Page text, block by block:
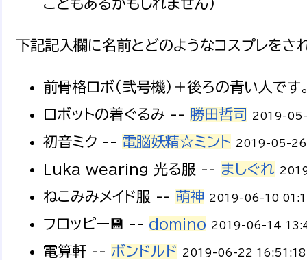
こともあるかもしれません）
下記記入欄に名前とどのようなコスプレをさ
前骨格ロボ（弐号機）＋後ろの青い人で
ロボットの着ぐるみ -- 勝田哲司 2019-
初音ミク -- 電脳妖精☆ミント 2019-05-
Luka wearing 光る服 -- ましぐれ
ねこみみメイド服 -- 萌神 2019-06-10
フロッピー💾 -- domino 2019-06-14
電算軒 -- ボンドルド 2019-06-22 16:51:18